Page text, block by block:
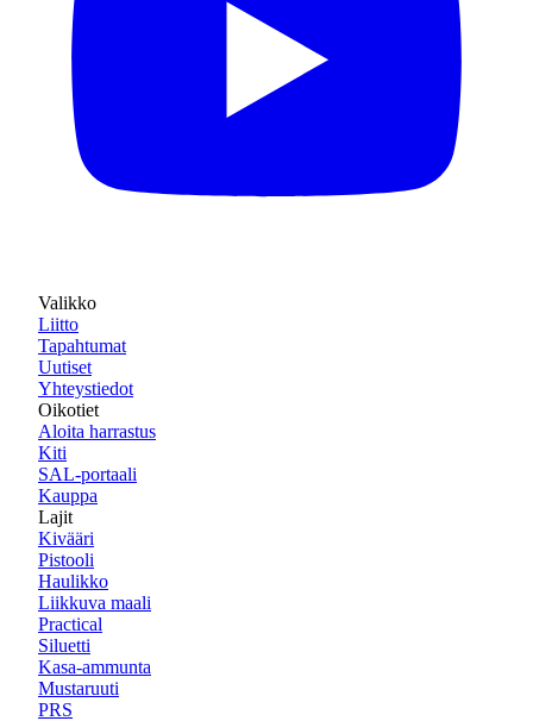
Valikko
Liitto
Tapahtumat
Uutiset
Yhteystiedot
Oikotiet
Aloita harrastus
Kiti
SAL-portaali
Kauppa
Lajit
Kivääri
Pistooli
Haulikko
Liikkuva maali
Practical
Siluetti
Kasa-ammunta
Mustaruuti
PRS